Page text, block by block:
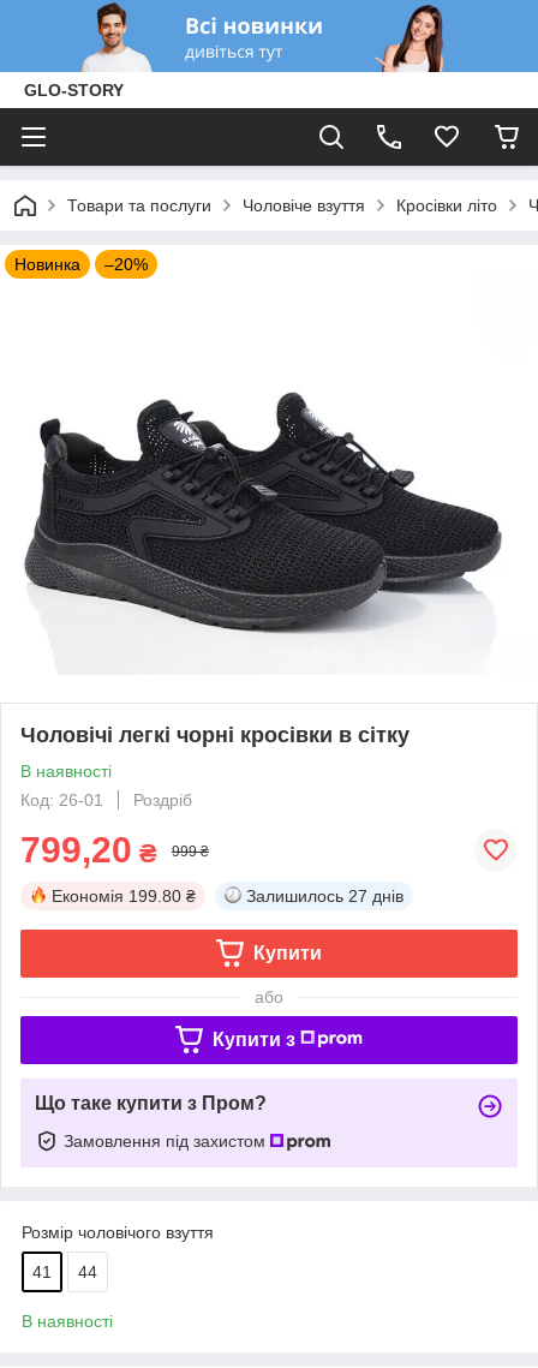
GLO-STORY
Товари та послуги Чоловіче взуття Кросівки літо
Новинка –20%
Чоловічі легкі чорні кросівки в сітку
В наявності
Код: 26-01
Роздріб
799,20 ₴ 999 ₴
Економія 199.80 ₴ Залишилось 27 днів
Купити
або
Купити з
Що таке купити з Пром?
Замовлення під захистом
Розмір чоловічого взуття
41 44
В наявності